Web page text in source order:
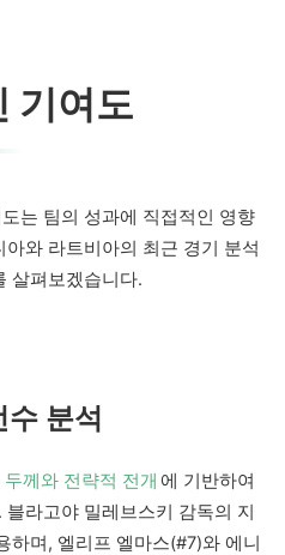
기여도
는 팀의 성과에 직접적인 영향
와 라트비아의 최근 경기 분석
살펴보겠습니다.
분석
께와 전략적 전개 에 기반하여
라고야 밀레브스키 감독의 지
하며, 엘리프 엘마스(#7)와 에니